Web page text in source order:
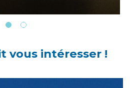
vous intéresser !